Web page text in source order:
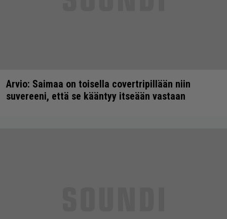
Arvio: Saimaa on toisella covertripillään niin
suvereeni, että se kääntyy itseään vastaan